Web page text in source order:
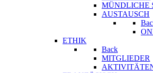
MÜNDLICHE
AUSTAUSCH
ETHIK
Back
MITGLIEDER